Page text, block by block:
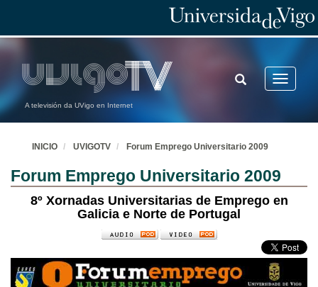
A televisión da UVigo en Internet
Toggle
TOGGLE
SEARCH
INICIO UVIGOTV Forum Emprego Universitario 2009
Forum Emprego Universitario 2009
8º Xornadas Universitarias de Emprego en
Galicia e Norte de Portugal